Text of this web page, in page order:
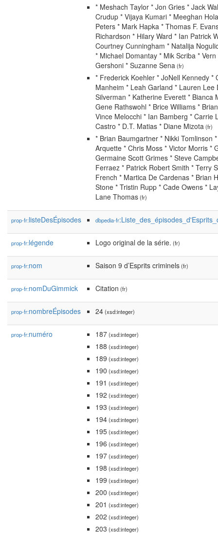
* Meshach Taylor * Jon Gries * Jack
Crudup * Vijaya Kumari * Meeghan
Peters * Mark Hapka * Thomas F.
Richardson * Hilary Ward * Ian Patrick
Courtney Cunningham * Natalija
* Michael Domantay * Mik Scriba *
Gershoni * Suzanne Sena(fr)
* Frederick Koehler * JoNell Kennedy *
Manheim * Leah Garland * Lauren Lee
Silverman * Katherine Everett * Bianca
Gene Rathswohl * Brice Williams *
Vince Melocchi * Ian Bamberg * Carrie
Castro * D.T. Matias * Diane Mizota(fr)
* Brian Baumgartner * Nikki Tomlinson
Arquette * Chris Moss * Victor Morris *
Germaine Scott Grimes * Steve
Ferraez * Patrick Robert Smith * Terry
French * Martica De Cardenas * Brian
Stone * Tristin Rupp * Cade Owens *
Lane Thomas(fr)
prop-fr:listeDesÉpisodes dbpedia-fr
prop-fr:légende Logo original de la série. (fr)
prop-fr:nom Saison 9 d’Esprits criminels(fr)
prop-fr:nomDuGimmick Citation (fr)
prop-fr:nombreÉpisodes 24(xsd:integer)
prop-fr:numéro 187(xsd:integer)
188 (xsd:integer)
189 (xsd:integer)
190 (xsd:integer)
191 (xsd:integer)
192 (xsd:integer)
193 (xsd:integer)
194(xsd:integer)
195(xsd:integer)
196 (xsd:integer)
197(xsd:integer)
198 (xsd:integer)
199 (xsd:integer)
200 (xsd:integer)
201 (xsd:integer)
202 (xsd:integer)
203 (xsd:integer)